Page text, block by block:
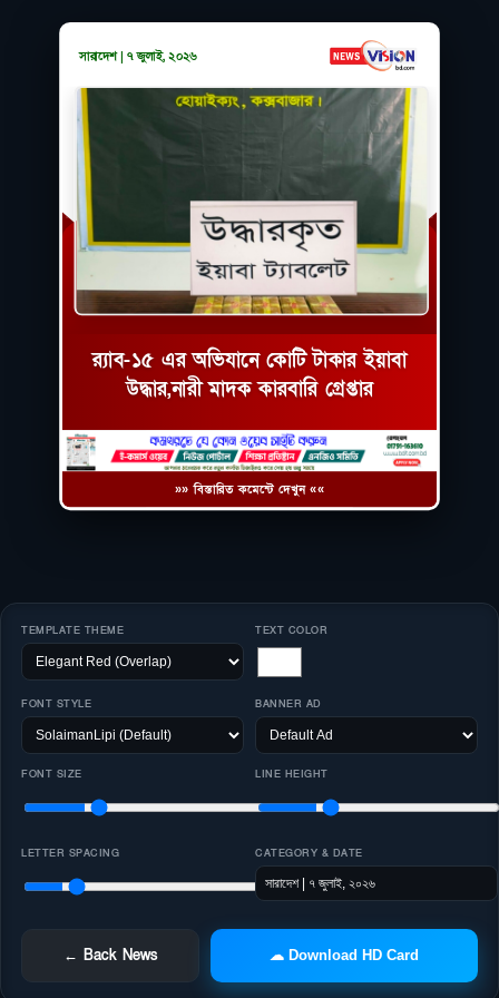
সারাদেশ | ৭ জুলাই, ২০২৬
র‌্যাব-১৫ এর অভিযানে কোটি টাকার ইয়াবা
উদ্ধার,নারী মাদক কারবারি গ্রেপ্তার
»» বিস্তারিত কমেন্টে দেখুন ««
TEMPLATE THEME TEXT COLOR
FONT STYLE BANNER AD
FONT SIZE LINE HEIGHT
LETTER SPACING CATEGORY & DATE
← Back News ☁ Download HD Card